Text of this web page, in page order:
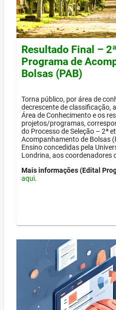
Resultado Final –
Programa de
Bolsas (PAB)
Torna público, por área de
decrescente de classificação,
Área de Conhecimento e os
projetos/programas,
do Processo de Seleção – 2ª
Acompanhamento de Bolsas
Ensino concedidas pela
Londrina, aos coordenadores
Mais informações (Edital
aqui.